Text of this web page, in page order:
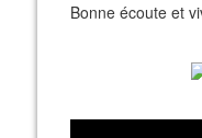
Bonne écoute et